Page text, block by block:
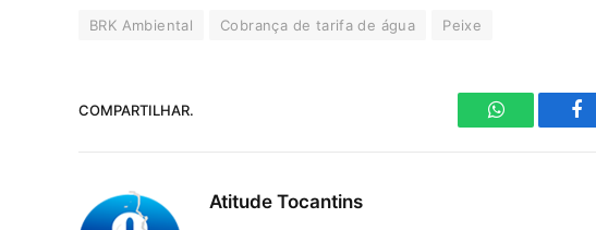
BRK Ambiental Cobrança de tarifa de água Peixe
COMPARTILHAR.
WhatsApp
Atitude Tocantins